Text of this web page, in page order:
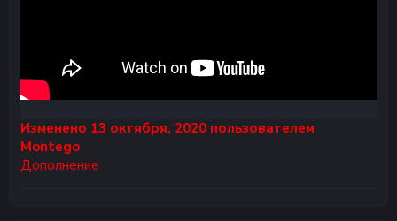
Изменено 13 октября, 2020 пользователем
Montego
Дополнение